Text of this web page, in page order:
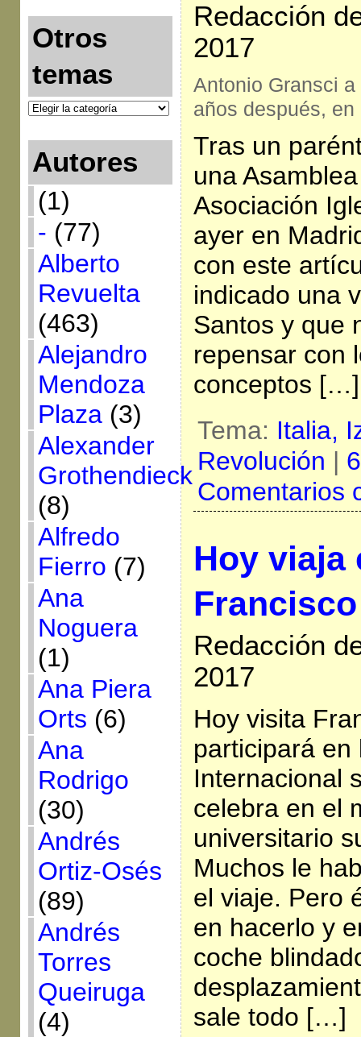
Otros
temas
Autores
(1)
- (77)
Alberto
Revuelta
(463)
Alejandro
Mendoza
Plaza(3)
Alexander
Grothendieck
(8)
Alfredo
Fierro (7)
Ana
Noguera
(1)
Ana Piera
Orts (6)
Ana
Rodrigo
(30)
Andrés
Ortiz-Osés
(89)
Andrés
Torres
Queiruga
(4)
Redacción
2017
Antonio Gransci
años después, en
Tras un
una
Asociación
ayer en
con este
indicado una
Santos y que
repensar con
conceptos […]
Tema: Italia,
Revolución |
Comentarios
Hoy viaja
Redacción
2017
Hoy visita
participará en
Internacional
celebra en el
universitario
Muchos le
el viaje. Pero
en hacerlo y
coche
sale todo […]